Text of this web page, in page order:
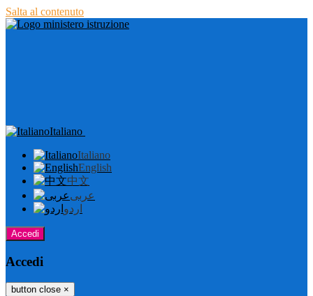
Salta al contenuto
Italiano
Italiano
English
中文
عربى
اردو
Accedi
Accedi
button close ×